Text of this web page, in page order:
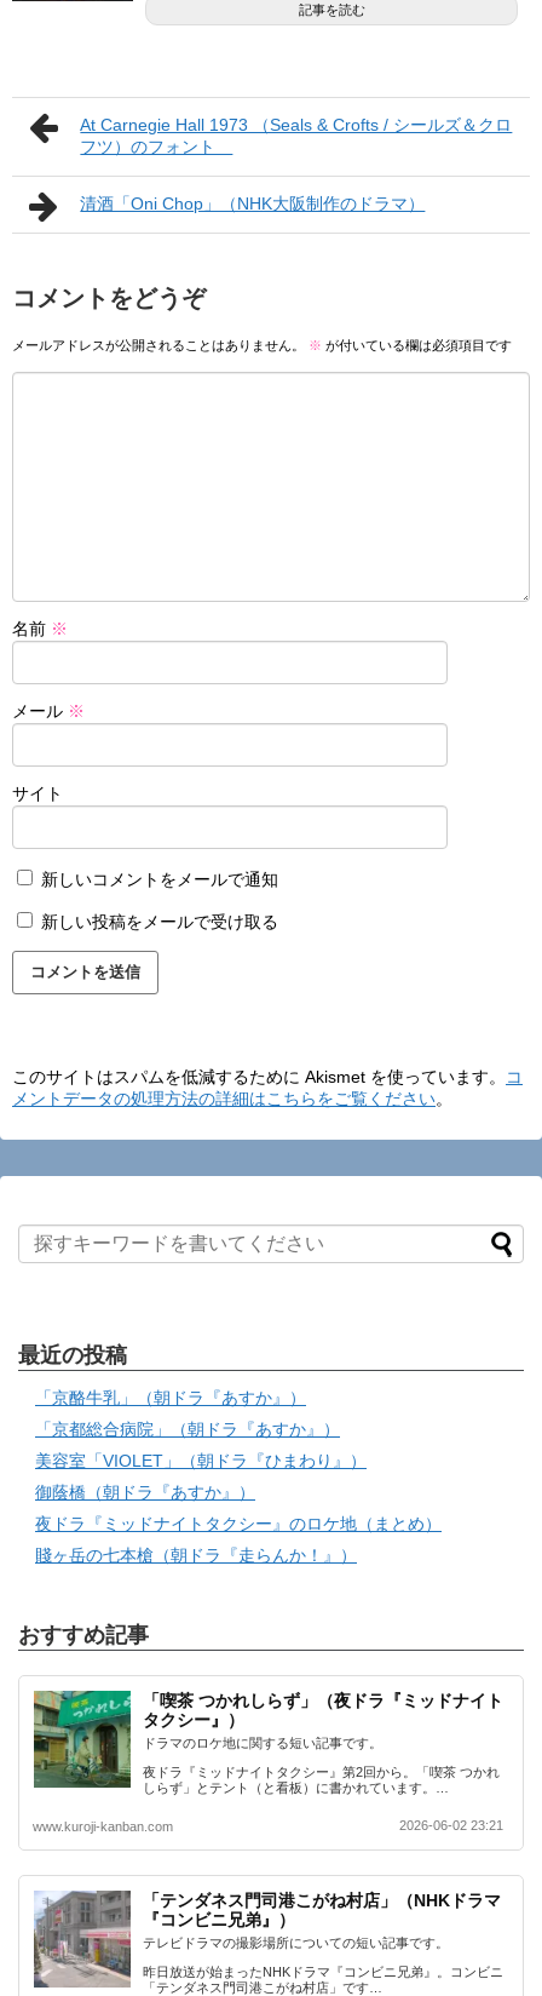
記事を読む
At Carnegie Hall 1973 （Seals & Crofts / シールズ＆クロ
フツ）のフォント
清酒「Oni Chop」（NHK大阪制作のドラマ）
コメントをどうぞ
メールアドレスが公開されることはありません。 ※ が付いている欄は必須項目です
名前 ※
メール ※
サイト
新しいコメントをメールで通知
新しい投稿をメールで受け取る
このサイトはスパムを低減するために Akismet を使っています。
コ
メントデータの処理方法の詳細はこちらをご覧ください。
最近の投稿
「京酪牛乳」（朝ドラ『あすか』）
「京都総合病院」（朝ドラ『あすか』）
美容室「VIOLET」（朝ドラ『ひまわり』）
御蔭橋（朝ドラ『あすか』）
夜ドラ『ミッドナイトタクシー』のロケ地（まとめ）
賤ヶ岳の七本槍（朝ドラ『走らんか！』）
おすすめ記事
「喫茶 つかれしらず」（夜ドラ『ミッドナイト
タクシー』）
ドラマのロケ地に関する短い記事です。
夜ドラ『ミッドナイトタクシー』第2回から。「喫茶 つかれ
しらず」とテント（と看板）に書かれています。…
www.kuroji-kanban.com 2026-06-02 23:21
「テンダネス門司港こがね村店」（NHKドラマ
『コンビニ兄弟』）
テレビドラマの撮影場所についての短い記事です。
昨日放送が始まったNHKドラマ『コンビニ兄弟』。コンビニ
「テンダネス門司港こがね村店」です…